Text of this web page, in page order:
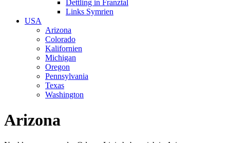
Dettling in Franztal
Links Symrien
USA
Arizona
Colorado
Kalifornien
Michigan
Oregon
Pennsylvania
Texas
Washington
Arizona